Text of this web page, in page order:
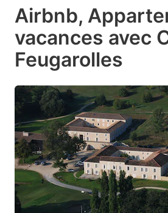
Airbnb,
vacances avec
Feugarolles